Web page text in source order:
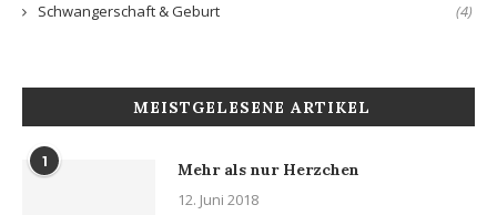
Schwangerschaft & Geburt (4)
MEISTGELESENE ARTIKEL
1
Mehr als nur Herzchen
12. Juni 2018